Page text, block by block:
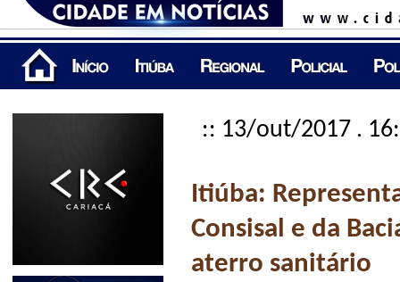
:: 13/out/2017 .
Itiúba:
Consisal e da
aterro sanitário